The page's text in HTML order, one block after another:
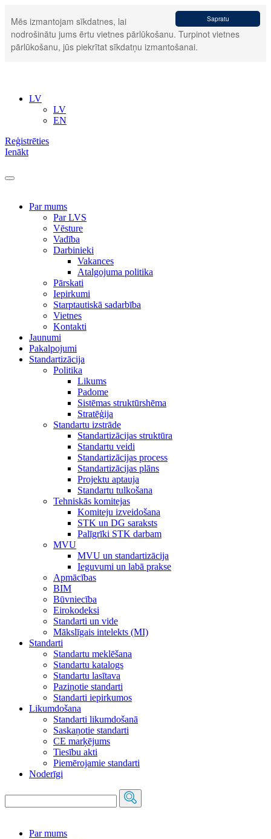
Sapratu
Mēs izmantojam sīkdatnes, lai
nodrošinātu jums ērtu vietnes pārlūkošanu. Turpinot vietnes
pārlūkošanu, jūs piekrītat sīkdatņu izmantošanai.
LV
LV
EN
Reģistrēties
Ienākt
Par mums
Par LVS
Vēsture
Vadība
Darbinieki
Vakances
Atalgojuma politika
Pārskati
Iepirkumi
Starptautiskā sadarbība
Vietnes
Kontakti
Jaunumi
Pakalpojumi
Standartizācija
Politika
Likums
Padome
Sistēmas struktūrshēma
Stratēģija
Standartu izstrāde
Standartizācijas struktūra
Standartu veidi
Standartizācijas process
Standartizācijas plāns
Projektu aptauja
Standartu tulkošana
Tehniskās komitejas
Komiteju izveidošana
STK un DG saraksts
Palīgrīki STK darbam
MVU
MVU un standartizācija
Ieguvumi un labā prakse
Apmācības
BIM
Būvniecība
Eirokodeksi
Standarti un vide
Mākslīgais intelekts (MI)
Standarti
Standartu meklēšana
Standartu katalogs
Standartu lasītava
Paziņotie standarti
Standarti iepirkumos
Likumdošana
Standarti likumdošanā
Saskaņotie standarti
CE marķējums
Tiesību akti
Piemērojamie standarti
Noderīgi
Par mums